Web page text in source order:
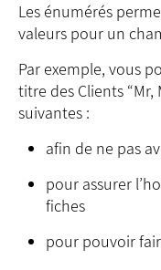
Les énumérés
valeurs pour un
Par exemple, vous
titre des Clients “Mr,
suivantes :
afin de ne pas
pour assurer
fiches
pour pouvoir